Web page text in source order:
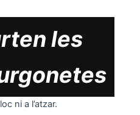
les
ni a l’atzar.